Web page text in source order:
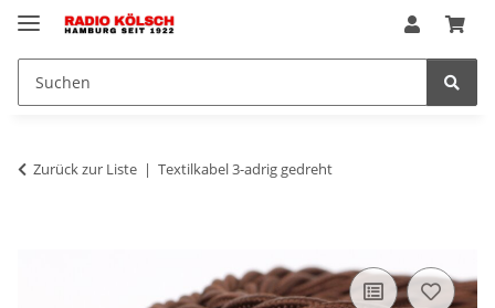
Zurück zur Liste Textilkabel 3-adrig gedreht